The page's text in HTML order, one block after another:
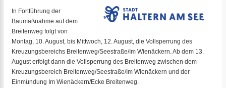
In Fortführung der
Baumaßnahme auf dem
Breitenweg folgt von
Montag, 10. August, bis Mittwoch, 12. August, die Vollsperrung des
Kreuzungsbereichs Breitenweg/Seestraße/Im Wienäckern. Ab dem 13.
August erfolgt dann die Vollsperrung des Breitenweg zwischen dem
Kreuzungsbereich Breitenweg/Seestraße/Im Wienäckern und der
Einmündung Im Wienäckern/Ecke Breitenweg.